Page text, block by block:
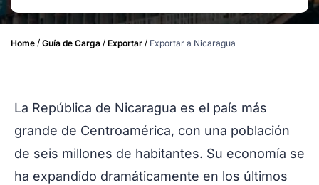
Home / Guía de Carga / Exportar / Exportar a Nicaragua
La República de Nicaragua es el país más
grande de Centroamérica, con una población
de seis millones de habitantes. Su economía se
ha expandido dramáticamente en los últimos